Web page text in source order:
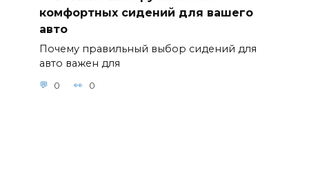
комфортных сидений для вашего
авто
Почему правильный выбор сидений для
авто важен для
0 0